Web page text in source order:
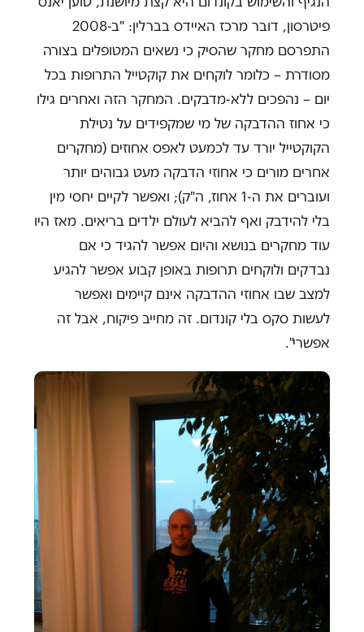
פיטרסון, דובר מרכז האיידס בברלין: "ב-2008
התפרסם מחקר שהסיק כי נשאים המטופלים בצורה
מסודרת – כלומר לוקחים את קוקטייל התרופות בכל
יום – נהפכים ללא-מדבקים. המחקר הזה ואחרים גילו
כי אחוז ההדבקה של מי שמקפידים על נטילת
הקוקטייל יורד עד לכמעט לאפס אחוזים (מחקרים
אחרים מורים כי אחוזי הדבקה מעט גבוהים יותר
ועוברים את ה-1 אחוז, ה"ק); ואפשר לקיים יחסי מין
בלי להידבק ואף להביא לעולם ילדים בריאים. מאז היו
עוד מחקרים בנושא והיום אפשר להגיד כי אם
נבדקים ולוקחים תרופות באופן קבוע אפשר להגיע
למצב שבו אחוזי ההדבקה אינם קיימים ואפשר
לעשות סקס בלי קונדום. זה מחייב פיקוח, אבל זה
אפשרי".